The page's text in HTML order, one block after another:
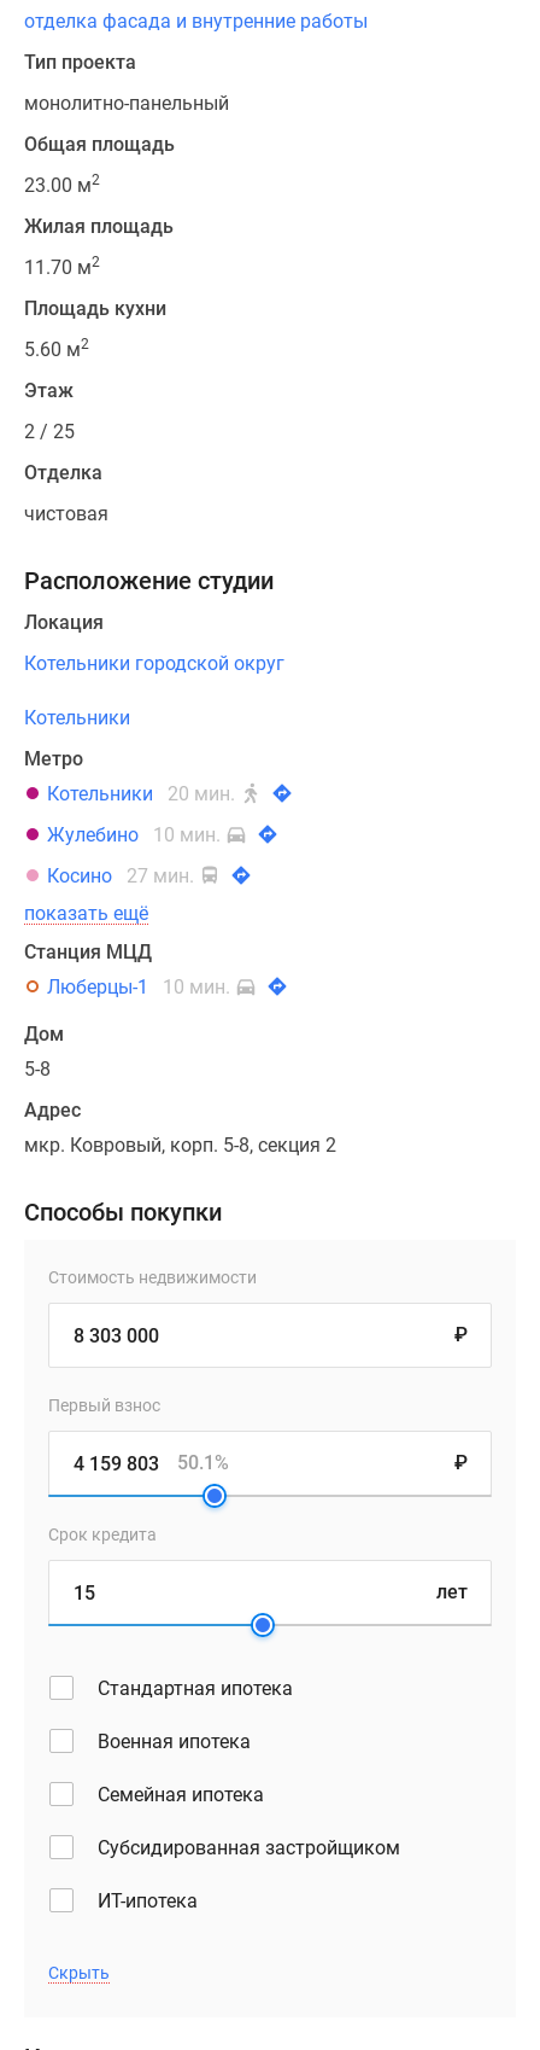
отделка фасада и внутренние работы
Тип проекта
монолитно-панельный
Общая площадь
23.00 м2
Жилая площадь
11.70 м2
Площадь кухни
5.60 м2
Этаж
2 / 25
Отделка
чистовая
Расположение студии
Локация
Котельники городской округ
Котельники
Метро
Котельники
20 мин.
Жулебино
10 мин.
Косино
27 мин.
показать ещё
Станция МЦД
Люберцы-1
10 мин.
Дом
5-8
Адрес
мкр. Ковровый, корп. 5-8, секция 2
Способы покупки
Стоимость недвижимости
₽
Первый взнос
₽
50.1%
Срок кредита
лет
Стандартная ипотека
Военная ипотека
Семейная ипотека
Субсидированная застройщиком
ИТ-ипотека
Скрыть